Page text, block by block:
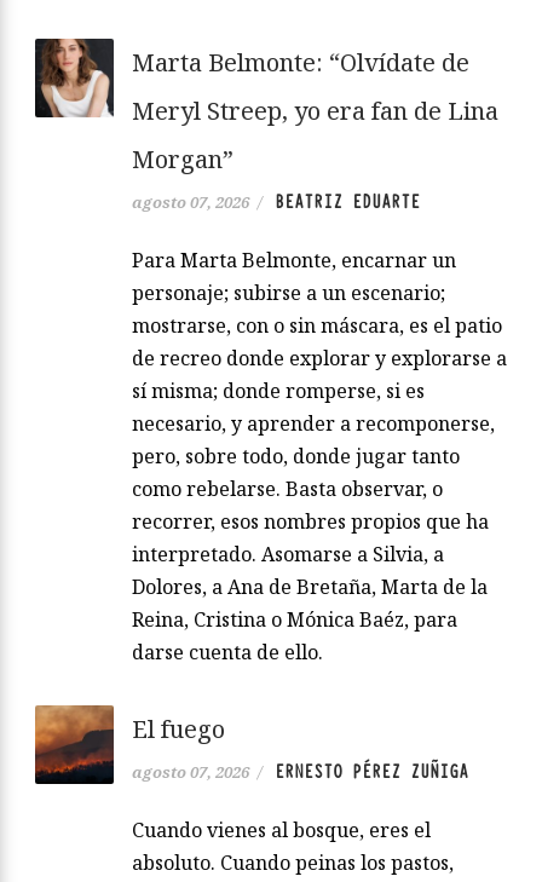
Marta Belmonte: “Olvídate de
Meryl Streep, yo era fan de Lina
Morgan”
agosto 07, 2026 / BEATRIZ EDUARTE
Para Marta Belmonte, encarnar un
personaje; subirse a un escenario;
mostrarse, con o sin máscara, es el patio
de recreo donde explorar y explorarse a
sí misma; donde romperse, si es
necesario, y aprender a recomponerse,
pero, sobre todo, donde jugar tanto
como rebelarse. Basta observar, o
recorrer, esos nombres propios que ha
interpretado. Asomarse a Silvia, a
Dolores, a Ana de Bretaña, Marta de la
Reina, Cristina o Mónica Baéz, para
darse cuenta de ello.
El fuego
agosto 07, 2026 / ERNESTO PÉREZ ZUÑIGA
Cuando vienes al bosque, eres el
absoluto. Cuando peinas los pastos,